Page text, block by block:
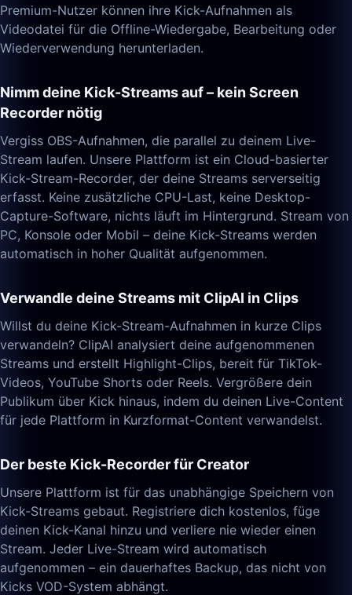
Premium-Nutzer können ihre Kick-Aufnahmen als
Videodatei für die Offline-Wiedergabe, Bearbeitung oder
Wiederverwendung herunterladen.
Nimm deine Kick-Streams auf – kein Screen
Recorder nötig
Vergiss OBS-Aufnahmen, die parallel zu deinem Live-
Stream laufen. Unsere Plattform ist ein Cloud-basierter
Kick-Stream-Recorder, der deine Streams serverseitig
erfasst. Keine zusätzliche CPU-Last, keine Desktop-
Capture-Software, nichts läuft im Hintergrund. Stream von
PC, Konsole oder Mobil – deine Kick-Streams werden
automatisch in hoher Qualität aufgenommen.
Verwandle deine Streams mit ClipAI in Clips
Willst du deine Kick-Stream-Aufnahmen in kurze Clips
verwandeln? ClipAI analysiert deine aufgenommenen
Streams und erstellt Highlight-Clips, bereit für TikTok-
Videos, YouTube Shorts oder Reels. Vergrößere dein
Publikum über Kick hinaus, indem du deinen Live-Content
für jede Plattform in Kurzformat-Content verwandelst.
Der beste Kick-Recorder für Creator
Unsere Plattform ist für das unabhängige Speichern von
Kick-Streams gebaut. Registriere dich kostenlos, füge
deinen Kick-Kanal hinzu und verliere nie wieder einen
Stream. Jeder Live-Stream wird automatisch
aufgenommen – ein dauerhaftes Backup, das nicht von
Kicks VOD-System abhängt.